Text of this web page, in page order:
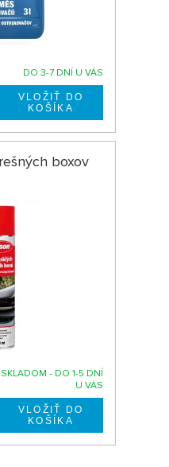
DO 3-7 DNÍ U VÁS
boxov
SKLADOM - DO 1-5 DNÍ
U VÁS